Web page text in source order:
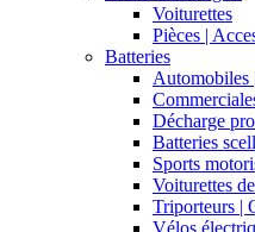
Voiturettes
Pièces |
Batteries
Automobiles
Décharge
Batteries
Sports
Voiturettes
Triporteurs |
Vélos